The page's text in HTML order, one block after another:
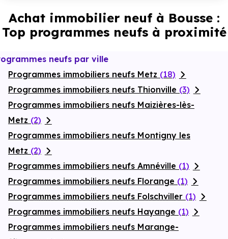
Achat immobilier neuf à Bousse :
Top programmes neufs à proximité
neufs par ville
Programmes immobiliers neufs Metz (18)
Programmes immobiliers neufs Thionville (3)
Programmes immobiliers neufs Maizières-lès-
Metz (2)
Programmes immobiliers neufs Montigny les
Metz (2)
Programmes immobiliers neufs Amnéville (1)
Programmes immobiliers neufs Florange (1)
Programmes immobiliers neufs Folschviller (1)
Programmes immobiliers neufs Hayange (1)
Programmes immobiliers neufs Marange-